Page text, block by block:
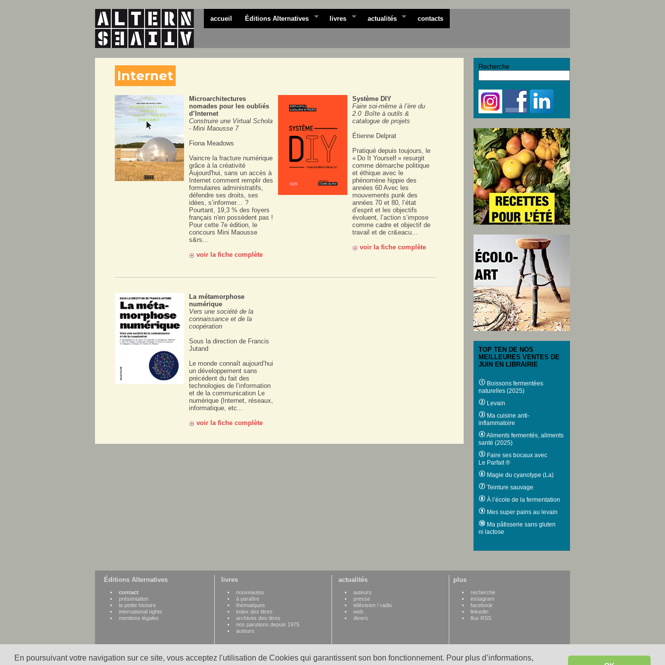
En poursuivant votre navigation sur ce site, vous acceptez l'utilisation de Cookies qui garantissent son bon fonctionnement. Pour plus d’informations,
accueil Éditions Alternatives livres actualités contacts
Internet
Microarchitectures
nomades pour les oubliés
d’Internet
Construire une Virtual Schola
- Mini Maousse 7
Fiona Meadows
Vaincre la fracture numérique
grâce à la créativité
Aujourd'hui, sans un accès à
Internet comment remplir des
formulaires administratifs,
défendre ses droits, ses
idées, s’informer… ?
Pourtant, 19,3 % des foyers
français n'en possèdent pas !
Pour cette 7e édition, le
concours Mini Maousse
s&rs...
voir la fiche complète
Système DIY
Faire soi-même à l’ère du
2.0 Boîte à outils &
catalogue de projets
Étienne Delprat
Pratiqué depuis toujours, le
« Do It Yourself » resurgit
comme démarche politique
et éthique avec le
phénomène hippie des
années 60 Avec les
mouvements punk des
années 70 et 80, l’état
d’esprit et les objectifs
évoluent, l’action s’impose
comme cadre et objectif de
travail et de cr&eacu...
voir la fiche complète
La métamorphose
numérique
Vers une société de la
connaissance et de la
coopération
Sous la direction de Francis
Jutand
Le monde connaît aujourd’hui
un développement sans
précédent du fait des
technologies de l’information
et de la communication Le
numérique (Internet, réseaux,
informatique, etc...
voir la fiche complète
Recherche
TOP TEN DE NOS
MEILLEURES VENTES DE
JUIN EN LIBRAIRIE
Boissons fermentées
naturelles (2025)
Levain
Ma cuisine anti-
inflammatoire
Aliments fermentés, aliments
santé (2025)
Faire ses bocaux avec
Le Parfait ®
Magie du cyanotype (La)
Teinture sauvage
À l’école de la fermentation
Mes super pains au levain
Ma pâtisserie sans gluten
ni lactose
Éditions Alternatives
contact
présentation
la petite histoire
international rights
mentions légales
livres
nouveautes
à paraître
thématiques
index des titres
archives des titres
nos parutions depuis 1975
auteurs
actualités
auteurs
presse
télévision / radio
web
divers
plus
recherche
instagram
facebook
linkedin
flux RSS
WWW credits